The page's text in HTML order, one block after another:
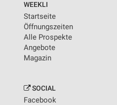
WEEKLI
Startseite
Öffnungszeiten
Alle Prospekte
Angebote
Magazin
SOCIAL
Facebook